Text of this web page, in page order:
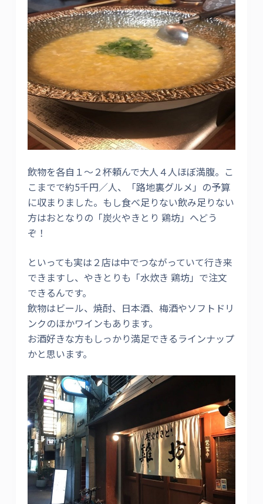
飲物を各自１～２杯頼んで大人４人ほぼ満腹。こ
こまでで約5千円／人、「路地裏グルメ」の予算
に収まりました。もし食べ足りない飲み足りない
方はおとなりの「炭火やきとり 鶏坊」へどう
ぞ！
といっても実は２店は中でつながっていて行き来
できますし、やきとりも「水炊き 鶏坊」で注文
できるんです。
飲物はビール、焼酎、日本酒、梅酒やソフトドリ
ンクのほかワインもあります。
お酒好きな方もしっかり満足できるラインナップ
かと思います。